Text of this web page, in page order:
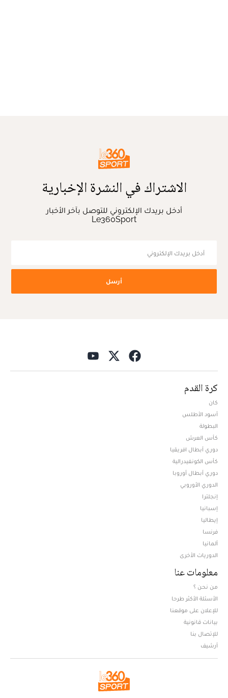
الاشتراك في النشرة الإخبارية
أدخل بريدك الإلكتروني للتوصل بآخر الأخبار
Le360Sport
أرسل
كرة القدم
كان
أسود الأطلس
البطولة
كأس العرش
دوري أبطال افريقيا
كأس الكونفيدرالية
دوري أبطال أوروبا
الدوري الأوروبي
إنجلترا
إسبانيا
إيطاليا
فرنسا
ألمانيا
الدوريات الأخرى
معلومات عنا
من نحن ؟
الأسئلة الأكثر طرحا
للإعلان على موقعنا
بيانات قانونية
للإتصال بنا
أرشيف